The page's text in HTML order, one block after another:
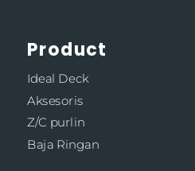
Product
Ideal Deck
Aksesoris
Z/C purlin
Baja Ringan